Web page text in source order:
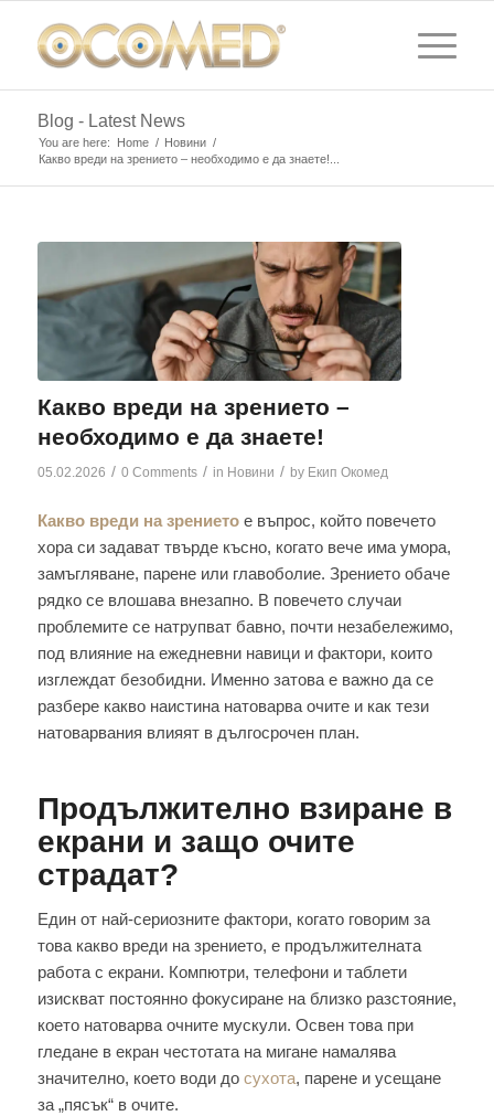
Blog - Latest News
You are here: Home / Новини /
Какво вреди на зрението – необходимо е да знаете!...
Какво вреди на зрението –
необходимо е да знаете!
05.02.2026 / 0 Comments / in Новини / by Екип Окомед
Какво вреди на зрениетое въпрос, който повечето
хора си задават твърде късно, когато вече има умора,
замъгляване, парене или главоболие. Зрението обаче
рядко се влошава внезапно. В повечето случаи
проблемите се натрупват бавно, почти незабележимо,
под влияние на ежедневни навици и фактори, които
изглеждат безобидни. Именно затова е важно да се
разбере какво наистина натоварва очите и как тези
натоварвания влияят в дългосрочен план.
Продължително взиране в
екрани и защо очите
страдат?
Един от най-сериозните фактори, когато говорим за
това какво вреди на зрението, е продължителната
работа с екрани. Компютри, телефони и таблети
изискват постоянно фокусиране на близко разстояние,
което натоварва очните мускули. Освен това при
гледане в екран честотата на мигане намалява
значително, което води до сухота, парене и усещане
за „пясък“ в очите.